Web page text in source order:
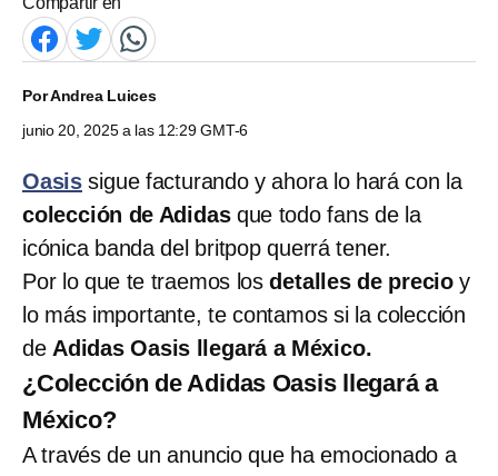
PorAndrea Luices
junio 20, 2025 a las 12:29 GMT-6
Oasis sigue facturando y ahora lo hará con la
colección de Adidas que todo fans de la
icónica banda del britpop querrá tener.
Por lo que te traemos losdetalles de precio y
lo más importante, te contamos si la colección
de Adidas Oasis llegará a México.
¿Colección de Adidas Oasis llegará a
México?
A través de un anuncio que ha emocionado a